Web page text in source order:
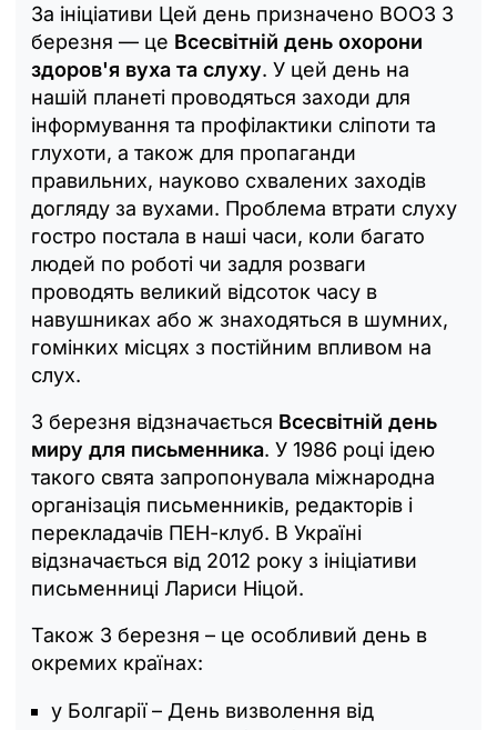
За ініціативи Цей день призначено ВООЗ 3
березня — це Всесвітній день охорони
здоров'я вуха та слуху. У цей день на
нашій планеті проводяться заходи для
інформування та профілактики сліпоти та
глухоти, а також для пропаганди
правильних, науково схвалених заходів
догляду за вухами. Проблема втрати слуху
гостро постала в наші часи, коли багато
людей по роботі чи задля розваги
проводять великий відсоток часу в
навушниках або ж знаходяться в шумних,
гомінких місцях з постійним впливом на
слух.
3 березня відзначається Всесвітній день
миру для письменника. У 1986 році ідею
такого свята запропонувала міжнародна
організація письменників, редакторів і
перекладачів ПЕН-клуб. В Україні
відзначається від 2012 року з ініціативи
письменниці Лариси Ніцой.
Також 3 березня – це особливий день в
окремих країнах:
у Болгарії – День визволення від